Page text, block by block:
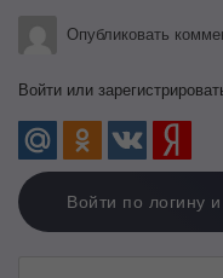
Опубликовать
Войти или
Войти по логину